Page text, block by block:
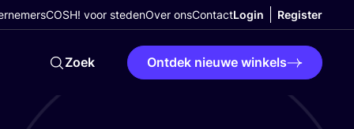
COSH! voor stedenOver onsContactLogin Register
Zoek Ontdek nieuwe winkels